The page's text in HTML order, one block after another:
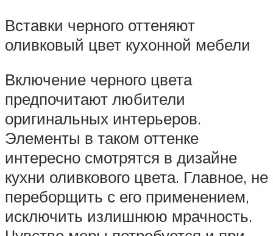
Вставки черного оттеняют
оливковый цвет кухонной мебели
Включение черного цвета
предпочитают любители
оригинальных интерьеров.
Элементы в таком оттенке
интересно смотрятся в дизайне
кухни оливкового цвета. Главное, не
переборщить с его применением,
исключить излишнюю мрачность.